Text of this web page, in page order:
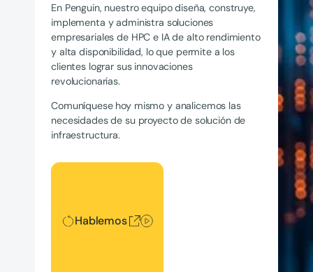
En Penguin, nuestro equipo diseña, construye,
implementa y administra soluciones
empresariales de HPC e IA de alto rendimiento
y alta disponibilidad, lo que permite a los
clientes lograr sus innovaciones
revolucionarias.
Comuníquese hoy mismo y analicemos las
necesidades de su proyecto de solución de
infraestructura.
Hablemos
Hablemos